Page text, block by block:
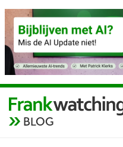
BLOG